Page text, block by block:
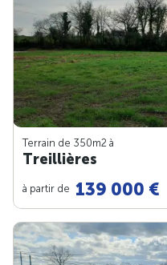
Terrain de 350m2 à
Treillières
à partir de 139 000 €